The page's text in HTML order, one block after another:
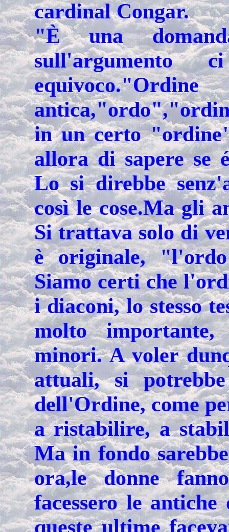
cardinal Congar.
"È una
in un certo
allora di sapere se
Lo si direbbe
così le cose.Ma gli
Si trattava solo di
è originale,
Siamo certi che
i diaconi, lo stesso
molto
minori. A voler
attuali, si
dell'Ordine, come
a ristabilire, a
Ma in fondo
ora,le donne
facessero le antiche
queste ultime